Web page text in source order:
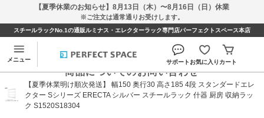
【夏季休業のお知らせ】8月13日（木）〜8月16日（日）休業
※ご注文は通常通りお受けします。
スチールラックNo.1の通販ルミナス・エレクターラック専門店パーフェクトスペース本店
メニュー サポートお気に入り カート
商品についてのお問い合わせ
【夏季休業明け順次発送】 幅150 奥行30 高さ185 4段 スタンダードエレ
クター Sシリーズ ERECTA シルバー スチールラック 什器 厨房 収納ラッ
ク S1520S18304